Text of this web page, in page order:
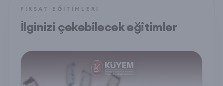
FIRSAT EĞITIMLERI
İlginizi çekebilecek eğitimler